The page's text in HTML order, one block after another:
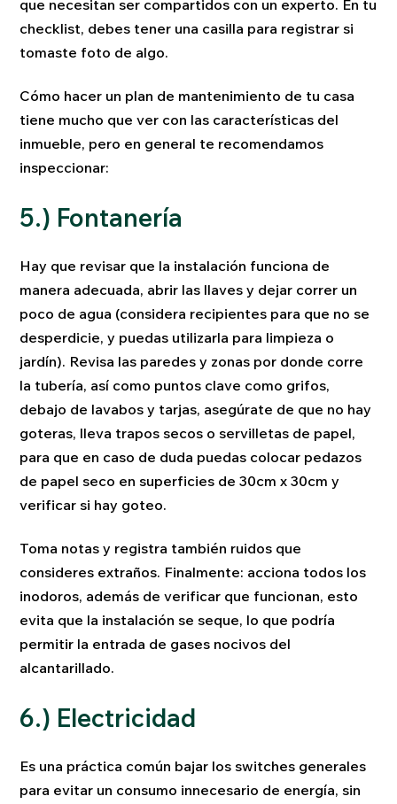
que necesitan ser compartidos con un experto. En tu
checklist, debes tener una casilla para registrar si
tomaste foto de algo.
Cómo hacer un plan de mantenimiento de tu casa
tiene mucho que ver con las características del
inmueble, pero en general te recomendamos
inspeccionar:
5.) Fontanería
Hay que revisar que la instalación funciona de
manera adecuada, abrir las llaves y dejar correr un
poco de agua (considera recipientes para que no se
desperdicie, y puedas utilizarla para limpieza o
jardín). Revisa las paredes y zonas por donde corre
la tubería, así como puntos clave como grifos,
debajo de lavabos y tarjas, asegúrate de que no hay
goteras, lleva trapos secos o servilletas de papel,
para que en caso de duda puedas colocar pedazos
de papel seco en superficies de 30cm x 30cm y
verificar si hay goteo.
Toma notas y registra también ruidos que
consideres extraños. Finalmente: acciona todos los
inodoros, además de verificar que funcionan, esto
evita que la instalación se seque, lo que podría
permitir la entrada de gases nocivos del
alcantarillado.
6.) Electricidad
Es una práctica común bajar los switches generales
para evitar un consumo innecesario de energía, sin